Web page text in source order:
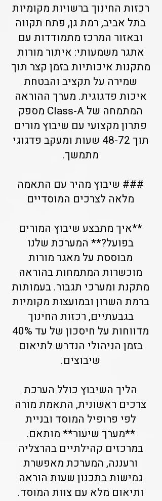
רכזות החינוך ברשויות מקומיות
בתל אביב, רמת גן, פתח תקווה
ובאזור המרכז מתמודדות עם
אתגר משמעותי: איתור מורות
מתקנות איכותיות בזמן קצר תוך
שמירה על תקציב והבטחת
איכות פדגוגית. מערך ההוראה
המתמחה של Class-A מספק
פתרון מקצועי עם שיבוץ מורים
תוך 48-72 שעות ומעקב פדגוגי
מתמשך.
### שיבוץ מהיר עם התאמה
מלאה לצרכים המוסדיים
**איך מתבצע שיבוץ המורים
בפועל?** המערכת שלנו
מבוססת על מאגר מורות
מוכשרות המתמחות בהוראה
מתקנת ומערכי תגבור. בעמותות
ברמת השרון ובמועצות מקומיות
בגבעתיים, רכזות החינוך
מדווחות על חיסכון של עד 40%
בזמן הניהולי הנדרש לתיאום
שיבוצים.
הליך השיבוץ כולל הערכת
צרכים ראשונית, התאמת מורה
לפי פרופיל המוסד ובניית
**מערך שיעור** מותאם.
במרכזים קהילתיים בהרצליה
ורעננה, המערכת מאפשרת
גמישות בתכנון שעות הוראה
ותיאום מלא עם צוות המוסד.